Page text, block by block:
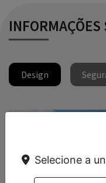
INFORMAÇÕES
Design
Selecione a